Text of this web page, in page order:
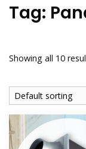
Tag:
Showing all 10